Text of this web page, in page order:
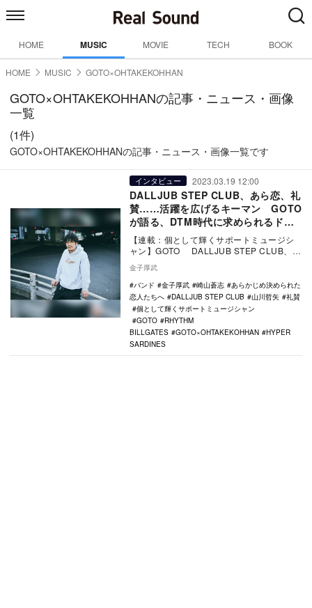
HOME MUSIC MOVIE TECH BOOK
HOME MUSIC GOTO×OHTAKEKOHHAN
GOTO×OHTAKEKOHHANの記事・ニュース・画像
一覧
(1件)
GOTO×OHTAKEKOHHANの記事・ニュース・画像一覧です
インタビュー 2023.03.19 12:00
DALLJUB STEP CLUB、あら恋、礼
賛……活躍を広げるキーマン GOTO
が語る、DTM時代に求められるドラ
マーの在り方
【連載：個として輝くサポートミュージシ
ャン】GOTO DALLJUB STEP CLUB、あ
金子厚武
バンド
金子厚武 崎山蒼志
あらかじめ決められた
恋人たちへ
DALLJUB STEP CLUB 山川哲矢
礼賛
個として輝くサポートミュージシャン
GOTO
RHYTHM
BILLGATES
GOTO×OHTAKEKOHHAN
HYPER
SARDINES